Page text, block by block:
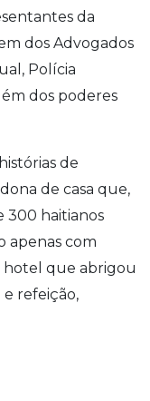
da
dos Advogados
Polícia
dos poderes
de
de casa que,
300 haitianos
apenas com
hotel que abrigou
refeição,